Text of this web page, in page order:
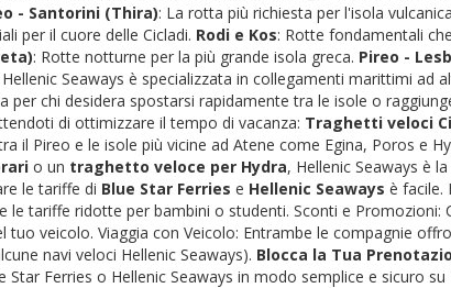
- Santorini (Thira): La rotta più richiesta per l'isola
per il cuore delle Cicladi. Rodi e Kos: Rotte fondamentali
: Rotte notturne per la più grande isola greca. Pireo -
Seaways è specializzata in collegamenti marittimi ad
chi desidera spostarsi rapidamente tra le isole o
di ottimizzare il tempo di vacanza: Traghetti veloci
il Pireo e le isole più vicine ad Atene come Egina, Poros e
o un traghetto veloce per Hydra, Hellenic Seaways è
le tariffe di Blue Star Ferries e Hellenic Seaways è facile.
tariffe ridotte per bambini o studenti. Sconti e Promozioni:
veicolo. Viaggia con Veicolo: Entrambe le compagnie
navi veloci Hellenic Seaways). Blocca la Tua
Ferries o Hellenic Seaways in modo semplice e sicuro